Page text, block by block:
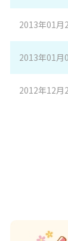
2013年01月
2013年01月
2012年12月